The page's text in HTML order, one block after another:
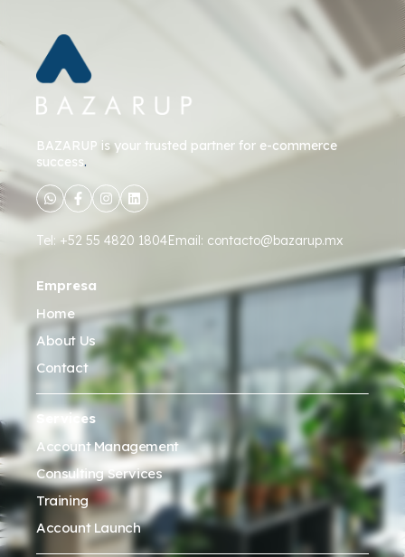
BAZARUP is your trusted partner for e-commerce
success.
Tel: +52 55 4820 1804Email: contacto@bazarup.mx
Empresa
Home
About Us
Contact
Services
Account Management
Consulting Services
Training
Account Launch